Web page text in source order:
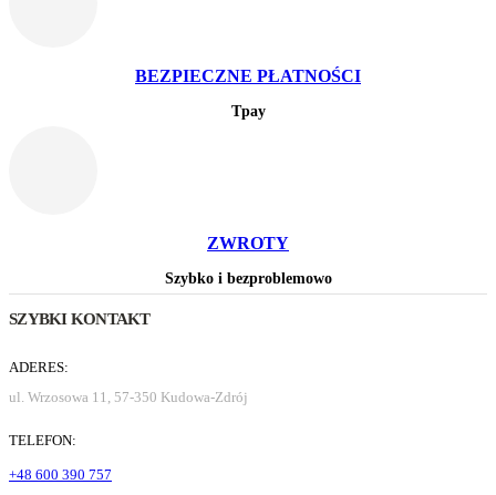
BEZPIECZNE PŁATNOŚCI
Tpay
ZWROTY
Szybko i bezproblemowo
SZYBKI KONTAKT
ADERES:
ul. Wrzosowa 11, 57-350 Kudowa-Zdrój
TELEFON:
+48 600 390 757